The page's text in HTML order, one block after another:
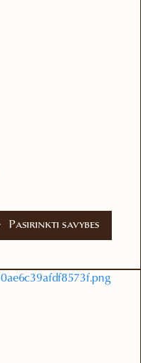
Pasirinkti savybes